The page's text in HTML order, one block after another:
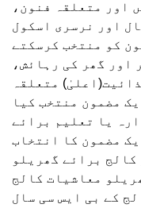
اور متعلقہ فنون،
اور نرسری اسکول
کو منتخب کرسکتے
اور گھر کی رہائش،
متعلقہ
مضمون منتخب کیا
یا تعلیم برائے
مضمون کا انتخاب
کالج برائے گھریلو
معاشیات کالج
کے بی ایس سی سال